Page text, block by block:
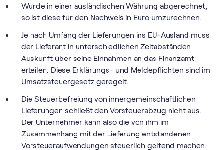
Wurde in einer ausländischen Währung abgerechnet,
so ist diese für den Nachweis in Euro umzurechnen.
Je nach Umfang der Lieferungen ins EU-Ausland muss
der Lieferant in unterschiedlichen Zeitabständen
Auskunft über seine Einnahmen an das Finanzamt
erteilen. Diese Erklärungs- und Meldepflichten sind im
Umsatzsteuergesetz geregelt.
Die Steuerbefreiung von innergemeinschaftlichen
Lieferungen schließt den Vorsteuerabzug nicht aus.
Der Unternehmer kann also die von ihm im
Zusammenhang mit der Lieferung entstandenen
Vorsteueraufwendungen steuerlich geltend machen.